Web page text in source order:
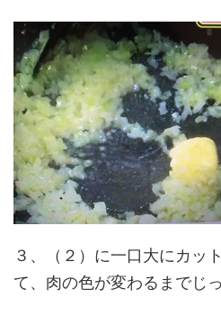
３、（２）に一口大にカッ
て、肉の色が変わるまでじ